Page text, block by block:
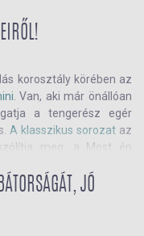
korosztály körében az
. Van, aki már önállóan
a tengerész egér
A klasszikus sorozataz
meg, a Most én
is megismerhetjük. A
már jól eligazodnak a
inkább még apa vagy
JÓ